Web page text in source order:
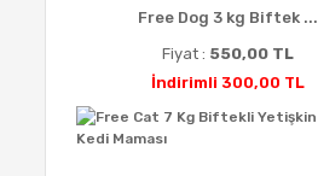
Free Dog 3 kg Biftek ...
Fiyat : 550,00 TL
İndirimli 300,00 TL